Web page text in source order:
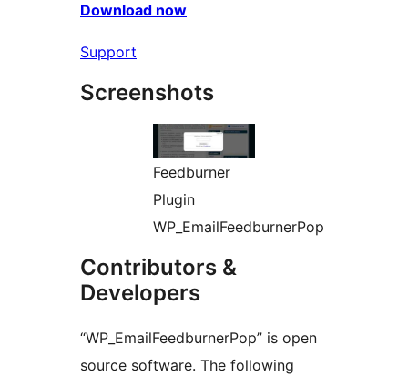
Download now
Support
Screenshots
Feedburner
Plugin
WP_EmailFeedburnerPop
Contributors &
Developers
“WP_EmailFeedburnerPop” is open
source software. The following